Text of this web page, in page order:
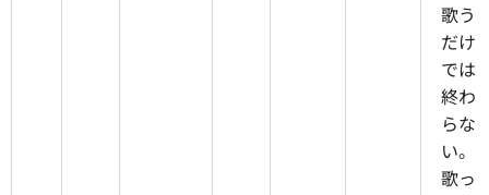
歌う
だけ
では
終わ
らな
い。
歌っ